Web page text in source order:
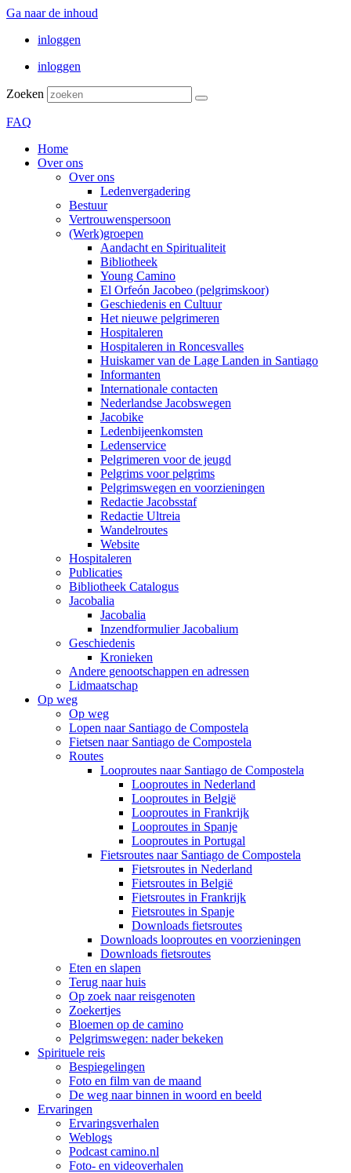
Ga naar de inhoud
inloggen
inloggen
Zoeken
FAQ
Home
Over ons
Over ons
Ledenvergadering
Bestuur
Vertrouwenspersoon
(Werk)groepen
Aandacht en Spiritualiteit
Bibliotheek
Young Camino
El Orfeón Jacobeo (pelgrimskoor)
Geschiedenis en Cultuur
Het nieuwe pelgrimeren
Hospitaleren
Hospitaleren in Roncesvalles
Huiskamer van de Lage Landen in Santiago
Informanten
Internationale contacten
Nederlandse Jacobswegen
Jacobike
Ledenbijeenkomsten
Ledenservice
Pelgrimeren voor de jeugd
Pelgrims voor pelgrims
Pelgrimswegen en voorzieningen
Redactie Jacobsstaf
Redactie Ultreia
Wandelroutes
Website
Hospitaleren
Publicaties
Bibliotheek Catalogus
Jacobalia
Jacobalia
Inzendformulier Jacobalium
Geschiedenis
Kronieken
Andere genootschappen en adressen
Lidmaatschap
Op weg
Op weg
Lopen naar Santiago de Compostela
Fietsen naar Santiago de Compostela
Routes
Looproutes naar Santiago de Compostela
Looproutes in Nederland
Looproutes in België
Looproutes in Frankrijk
Looproutes in Spanje
Looproutes in Portugal
Fietsroutes naar Santiago de Compostela
Fietsroutes in Nederland
Fietsroutes in België
Fietsroutes in Frankrijk
Fietsroutes in Spanje
Downloads fietsroutes
Downloads looproutes en voorzieningen
Downloads fietsroutes
Eten en slapen
Terug naar huis
Op zoek naar reisgenoten
Zoekertjes
Bloemen op de camino
Pelgrimswegen: nader bekeken
Spirituele reis
Bespiegelingen
Foto en film van de maand
De weg naar binnen in woord en beeld
Ervaringen
Ervaringsverhalen
Weblogs
Podcast camino.nl
Foto- en videoverhalen